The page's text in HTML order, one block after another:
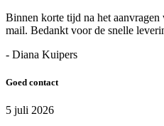
Binnen korte tijd na het
mail. Bedankt voor de snelle
- Diana Kuipers
Goed contact
5 juli 2026